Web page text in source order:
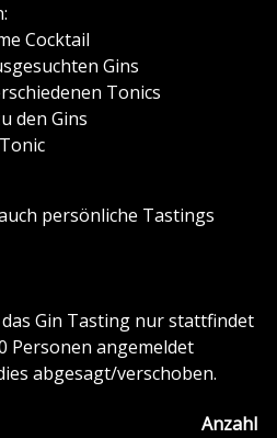
Cocktail
Gins
Tonics
den Gins
persönliche Tastings
Gin Tasting nur stattfindet
Personen angemeldet
abgesagt/verschoben.
Anzahl